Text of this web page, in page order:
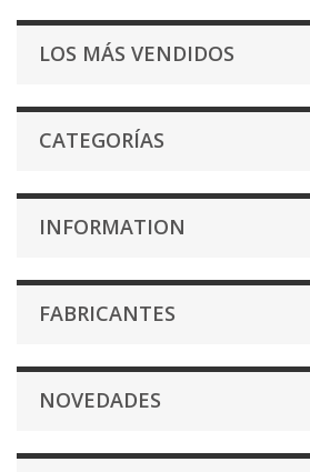
LOS MÁS VENDIDOS
CATEGORÍAS
INFORMATION
FABRICANTES
NOVEDADES